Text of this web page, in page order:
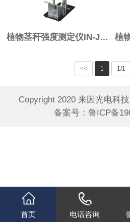
植物茎秆强度测定仪IN-JG2
<< 1 1/1
Copyright 2020 来因光电科
备案号： 鲁ICP备
首页 电话咨询